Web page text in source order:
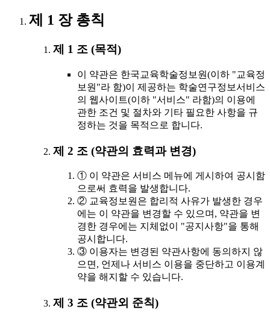
제 1 장 총칙
제 1 조 (목적)
이 약관은 한국교육학술정보원(이하 "교육정
보원"라 함)이 제공하는 학술연구정보서비스
의 웹사이트(이하 "서비스" 라함)의 이용에
관한 조건 및 절차와 기타 필요한 사항을 규
정하는 것을 목적으로 합니다.
제 2 조 (약관의 효력과 변경)
① 이 약관은 서비스 메뉴에 게시하여 공시함
으로써 효력을 발생합니다.
② 교육정보원은 합리적 사유가 발생한 경우
에는 이 약관을 변경할 수 있으며, 약관을 변
경한 경우에는 지체없이 "공지사항"을 통해
공시합니다.
③ 이용자는 변경된 약관사항에 동의하지 않
으면, 언제나 서비스 이용을 중단하고 이용계
약을 해지할 수 있습니다.
제 3 조 (약관외 준칙)